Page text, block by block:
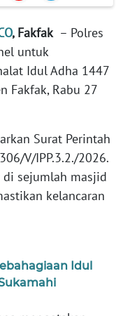
, Fakfak– Polres
untuk
Idul Adha 1447
Fakfak, Rabu 27
Surat Perintah
V/IPP.3.2./2026.
sejumlah masjid
kelancaran
Idul